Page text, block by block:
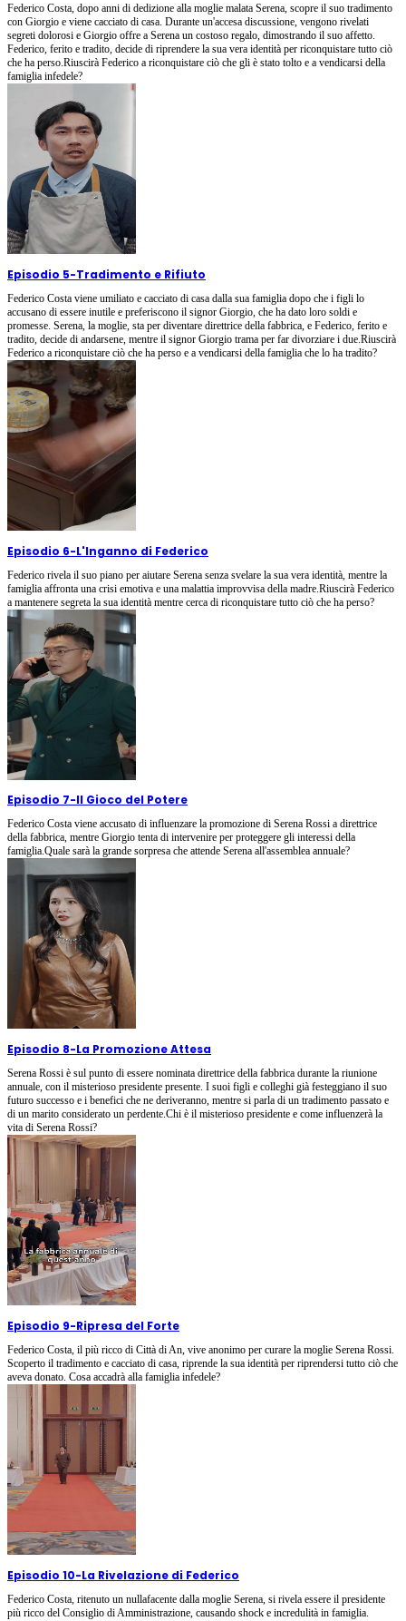
Federico Costa, dopo anni di dedizione alla moglie malata Serena, scopre il suo tradimento
con Giorgio e viene cacciato di casa. Durante un'accesa discussione, vengono rivelati
segreti dolorosi e Giorgio offre a Serena un costoso regalo, dimostrando il suo affetto.
Federico, ferito e tradito, decide di riprendere la sua vera identità per riconquistare tutto ciò
che ha perso.Riuscirà Federico a riconquistare ciò che gli è stato tolto e a vendicarsi della
famiglia infedele?
Episodio 5-Tradimento e Rifiuto
Federico Costa viene umiliato e cacciato di casa dalla sua famiglia dopo che i figli lo
accusano di essere inutile e preferiscono il signor Giorgio, che ha dato loro soldi e
promesse. Serena, la moglie, sta per diventare direttrice della fabbrica, e Federico, ferito e
tradito, decide di andarsene, mentre il signor Giorgio trama per far divorziare i due.Riuscirà
Federico a riconquistare ciò che ha perso e a vendicarsi della famiglia che lo ha tradito?
Episodio 6-L'Inganno di Federico
Federico rivela il suo piano per aiutare Serena senza svelare la sua vera identità, mentre la
famiglia affronta una crisi emotiva e una malattia improvvisa della madre.Riuscirà Federico
a mantenere segreta la sua identità mentre cerca di riconquistare tutto ciò che ha perso?
Episodio 7-Il Gioco del Potere
Federico Costa viene accusato di influenzare la promozione di Serena Rossi a direttrice
della fabbrica, mentre Giorgio tenta di intervenire per proteggere gli interessi della
famiglia.Quale sarà la grande sorpresa che attende Serena all'assemblea annuale?
Episodio 8-La Promozione Attesa
Serena Rossi è sul punto di essere nominata direttrice della fabbrica durante la riunione
annuale, con il misterioso presidente presente. I suoi figli e colleghi già festeggiano il suo
futuro successo e i benefici che ne deriveranno, mentre si parla di un tradimento passato e
di un marito considerato un perdente.Chi è il misterioso presidente e come influenzerà la
vita di Serena Rossi?
Episodio 9-Ripresa del Forte
Federico Costa, il più ricco di Città di An, vive anonimo per curare la moglie Serena Rossi.
Scoperto il tradimento e cacciato di casa, riprende la sua identità per riprendersi tutto ciò che
aveva donato. Cosa accadrà alla famiglia infedele?
Episodio 10-La Rivelazione di Federico
Federico Costa, ritenuto un nullafacente dalla moglie Serena, si rivela essere il presidente
più ricco del Consiglio di Amministrazione, causando shock e incredulità in famiglia.